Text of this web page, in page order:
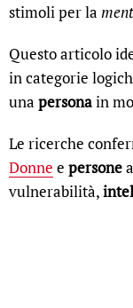
stimoli per la
Questo articolo
in categorie
una personain
Le ricerche
Donne e persone
vulnerabilità,